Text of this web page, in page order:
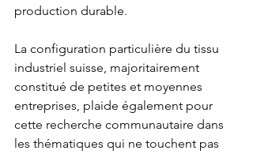
production durable.
La configuration particulière du tissu
industriel suisse, majoritairement
constitué de petites et moyennes
entreprises, plaide également pour
cette recherche communautaire dans
les thématiques qui ne touchent pas